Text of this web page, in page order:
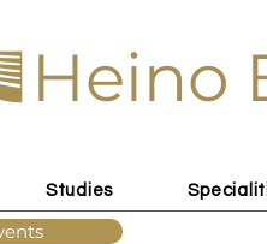
Heino
Studies